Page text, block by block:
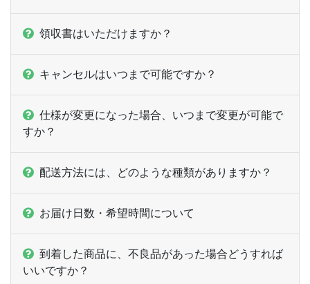
2,000部
2,500部 ー
3,000部 ー
ー ー
領収書はいただけますか？
キャンセルはいつまで可能ですか？
仕様が変更になった場合、いつまで変更が可能で
すか？
配送方法には、どのような種類がありますか？
お届け日数・希望時間について
到着した商品に、不良品があった場合どうすれば
いいですか？